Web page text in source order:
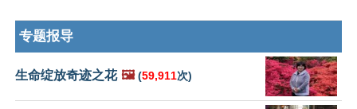
专题报导
生命绽放奇迹之花 🖼️ (59,911次)